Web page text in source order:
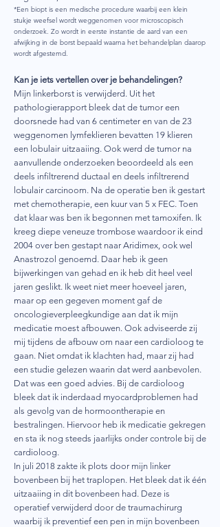
*Een biopt is een medische procedure waarbij een klein
stukje weefsel wordt weggenomen voor microscopisch
onderzoek. Zo wordt in eerste instantie de aard van een
afwijking in de borst bepaald waarna het behandelplan daarop
wordt afgestemd.
Kan je iets vertellen over je behandelingen?
Mijn linkerborst is verwijderd. Uit het
pathologierapport bleek dat de tumor een
doorsnede had van 6 centimeter en van de 23
weggenomen lymfeklieren bevatten 19 klieren
een lobulair uitzaaiing. Ook werd de tumor na
aanvullende onderzoeken beoordeeld als een
deels infiltrerend ductaal en deels infiltrerend
lobulair carcinoom. Na de operatie ben ik gestart
met chemotherapie, een kuur van 5 x FEC. Toen
dat klaar was ben ik begonnen met tamoxifen. Ik
kreeg diepe veneuze trombose waardoor ik eind
2004 over ben gestapt naar Aridimex, ook wel
Anastrozol genoemd. Daar heb ik geen
bijwerkingen van gehad en ik heb dit heel veel
jaren geslikt. Ik weet niet meer hoeveel jaren,
maar op een gegeven moment gaf de
oncologieverpleegkundige aan dat ik mijn
medicatie moest afbouwen. Ook adviseerde zij
mij tijdens de afbouw om naar een cardioloog te
gaan. Niet omdat ik klachten had, maar zij had
een studie gelezen waarin dat werd aanbevolen.
Dat was een goed advies. Bij de cardioloog
bleek dat ik inderdaad myocardproblemen had
als gevolg van de hormoontherapie en
bestralingen. Hiervoor heb ik medicatie gekregen
en sta ik nog steeds jaarlijks onder controle bij de
cardioloog.
In juli 2018 zakte ik plots door mijn linker
bovenbeen bij het traplopen. Het bleek dat ik één
uitzaaiing in dit bovenbeen had. Deze is
operatief verwijderd door de traumachirurg
waarbij ik preventief een pen in mijn bovenbeen